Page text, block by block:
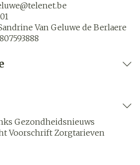
telenet.be
Van Geluwe de Berlaere
Gezondheidsnieuws
Voorschrift Zorgtarieven